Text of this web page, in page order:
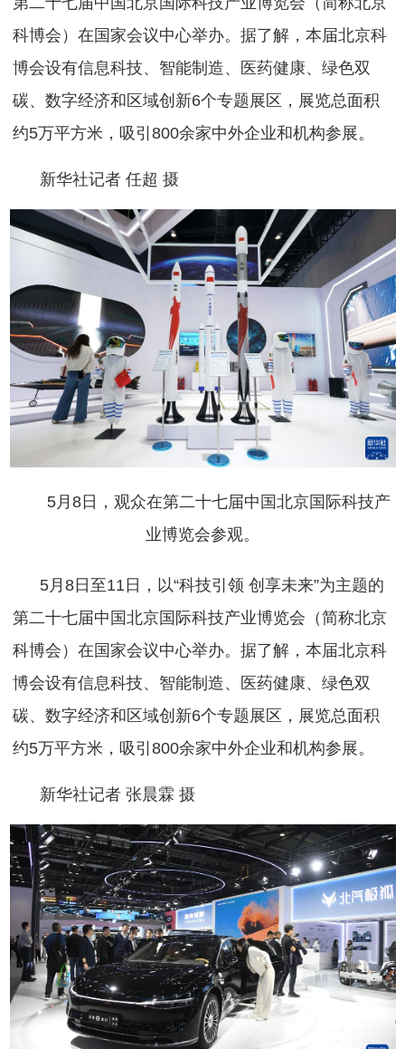
科博会）在国家会议中心举办。据了解，本届北京科
博会设有信息科技、智能制造、医药健康、绿色双
碳、数字经济和区域创新6个专题展区，展览总面积
约5万平方米，吸引800余家中外企业和机构参展。
新华社记者 任超 摄
5月8日，观众在第二十七届中国北京国际科技产
业博览会参观。
5月8日至11日，以“科技引领 创享未来”为主题的
第二十七届中国北京国际科技产业博览会（简称北京
科博会）在国家会议中心举办。据了解，本届北京科
博会设有信息科技、智能制造、医药健康、绿色双
碳、数字经济和区域创新6个专题展区，展览总面积
约5万平方米，吸引800余家中外企业和机构参展。
新华社记者 张晨霖 摄